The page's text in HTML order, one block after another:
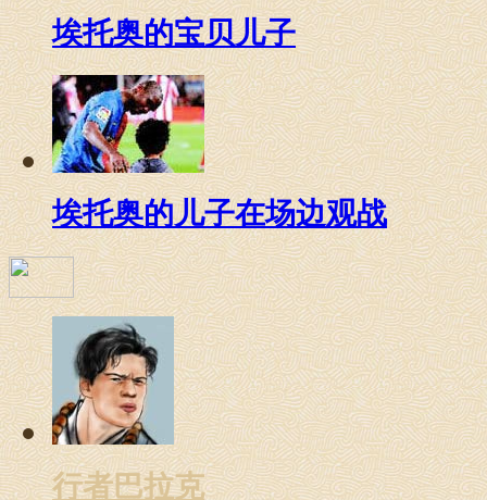
埃托奥的宝贝儿子
埃托奥的儿子在场边观战
行者巴拉克